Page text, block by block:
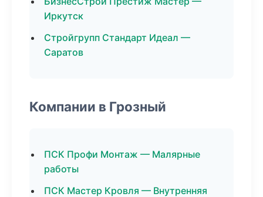
Иркутск
Стройгрупп Стандарт Идеал —
Саратов
Компании в Грозный
ПСК Профи Монтаж — Малярные
работы
ПСК Мастер Кровля — Внутренняя